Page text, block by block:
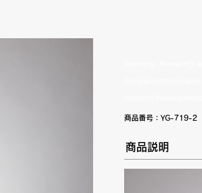
商品番号： YG-719-2
商品説明